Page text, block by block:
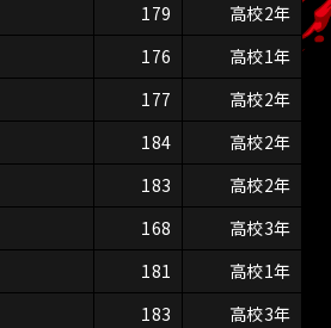
179
高校2年
176
高校1年
177
高校2年
184
高校2年
183
高校2年
168
高校3年
181
高校1年
183
高校3年